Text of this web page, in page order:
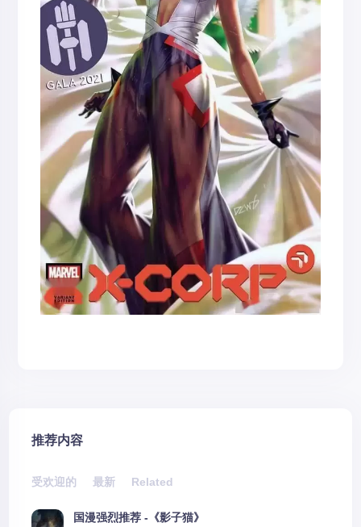
推荐内容
受欢迎的 最新 Related
国漫强烈推荐 -《影子猫》